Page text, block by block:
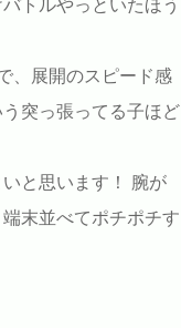
トルやっといたほう
、展開のスピード感
突っ張ってる子ほど
と思います！ 腕が
末並べてポチポチす